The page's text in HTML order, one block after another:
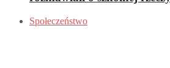
Społeczeństwo